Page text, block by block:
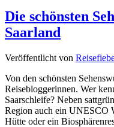
Die schönsten
Saarland
Veröffentlicht von
Von den schönsten
Reisebloggerinnen. Wer
Saarschleife? Neben
Region auch ein UNESCO
Hütte oder ein